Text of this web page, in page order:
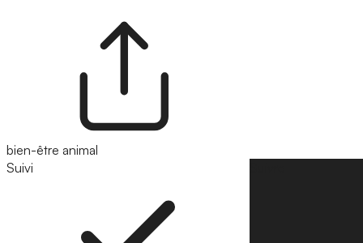
bien-être animal
Suivi